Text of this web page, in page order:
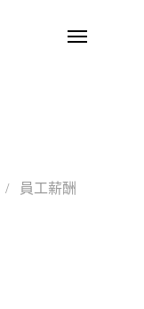
/ 員工薪酬